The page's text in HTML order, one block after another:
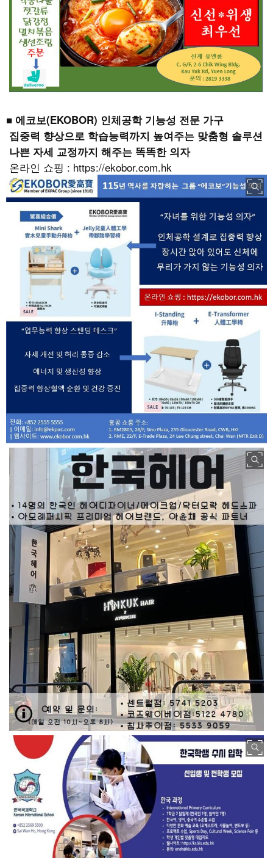
■ 에코보(EKOBOR) 인체공학 기능성 전문 가구
집중력 향상으로 학습능력까지 높여주는 맞춤형 솔루션
나쁜 자세 교정까지 해주는 똑똑한 의자
온라인 쇼핑 : https://ekobor.com.hk